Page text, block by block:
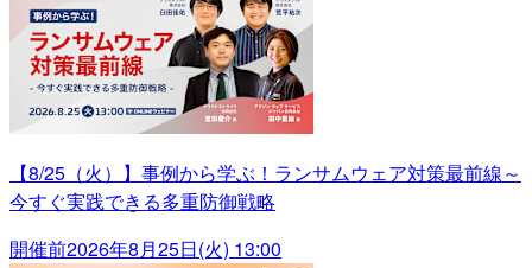
【8/25（火）】事例から学ぶ！ランサムウェア対策最前線～
今すぐ実践できる多重防御戦略
開催前2026年8月25日(火) 13:00